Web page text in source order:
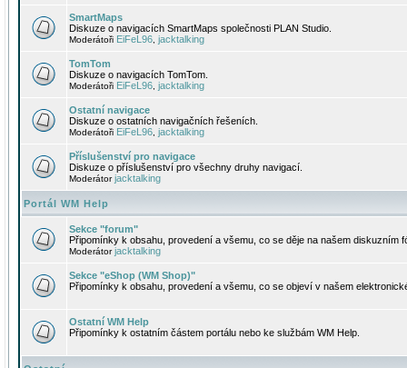
SmartMaps
Diskuze o navigacích SmartMaps společnosti PLAN Studio.
Moderátoři EiFeL96 jacktalking
TomTom
Diskuze o navigacích TomTom.
Moderátoři EiFeL96 jacktalking
Ostatní navigace
Diskuze o ostatních navigačních řešeních.
Moderátoři EiFeL96 jacktalking
Příslušenství pro navigace
Diskuze o příslušenství pro všechny druhy navigací.
Moderátorjacktalking
Portál WM Help
Sekce "forum"
Připomínky k obsahu, provedení a všemu, co se děje na našem diskuzním
Moderátorjacktalking
Sekce "eShop (WM Shop)"
Připomínky k obsahu, provedení a všemu, co se objeví v našem
Ostatní WM Help
Připomínky k ostatním částem portálu nebo ke službám WM Help.